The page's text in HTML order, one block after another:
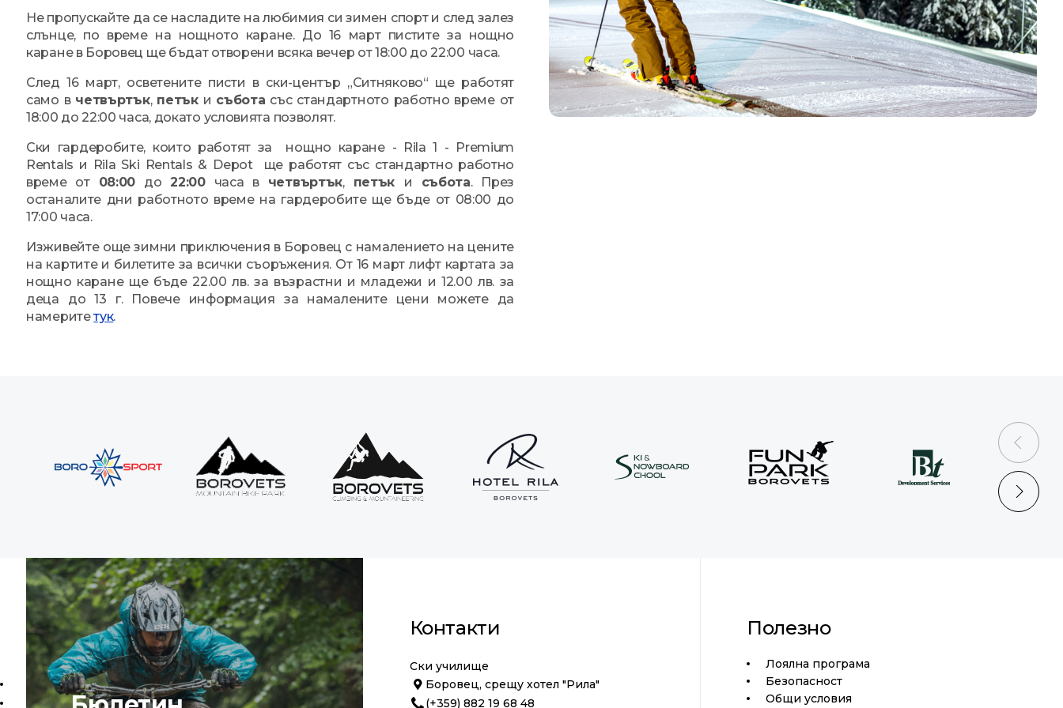
Не пропускайте да се насладите на любимия си зимен спорт и след залез
слънце, по време на нощното каране. До 16 март пистите за нощно
каране в Боровец ще бъдат отворени всяка вечер от 18:00 до 22:00 часа.
След 16 март, осветените писти в ски-център „Ситняково“ ще работят
само в четвъртък, петъки събота със стандартното работно време от
18:00 до 22:00 часа, докато условията позволят.
Ски гардеробите, които работят за нощно каране - Rila 1 - Premium
Rentals и Rila Ski Rentals & Depot ще работят със стандартно работно
време от 08:00 до22:00часа в четвъртък, петък и събота. През
останалите дни работното време на гардеробите ще бъде от 08:00 до
17:00 часа.
Изживейте още зимни приключения в Боровец с намалението на цените
на картите и билетите за всички съоръжения. От 16 март лифт картата за
нощно каране ще бъде 22.00 лв. за възрастни и младежи и 12.00 лв. за
деца до 13 г. Повече информация за намалените цени можете да
намеритетук.
prev
next
Контакти
Ски училище
Боровец, срещу хотел "Рила"
(+359) 882 19 68 48
Полезно
Лоялна програма
Безопасност
Общи условия